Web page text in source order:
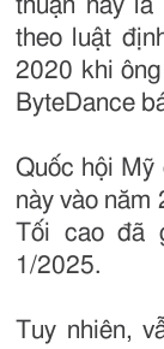
thuận này là
theo luật
2020 khi
ByteDance
Quốc hội Mỹ
này vào năm
Tối cao đã
1/2025.
Tuy nhiên,